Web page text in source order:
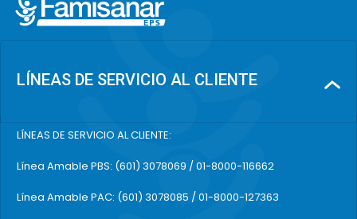
LÍNEAS DE SERVICIO AL CLIENTE
LÍNEAS DE SERVICIO AL CLIENTE:
Línea Amable PBS: (601) 3078069 / 01-8000-116662
Línea Amable PAC: (601) 3078085 / 01-8000-127363